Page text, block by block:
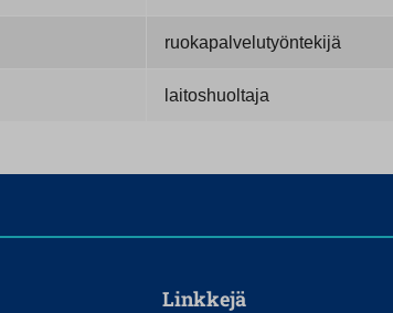
ruokapalvelutyöntekijä
laitoshuoltaja
Linkkejä